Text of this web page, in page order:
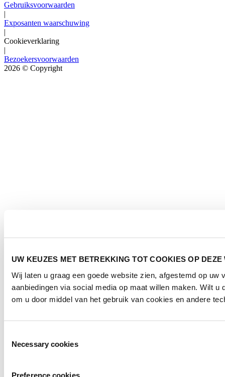
UW KEUZES MET BETREKKING TOT COOKIES OP DEZE
Wij laten u graag een goede website zien, afgestemd op
aanbiedingen via social media op maat willen maken. Wilt
om u door middel van het gebruik van cookies en andere
Necessary cookies
Preference cookies
Gebruiksvoorwaarden
|
Exposanten waarschuwing
|
Cookieverklaring
|
Bezoekersvoorwaarden
2026 © Copyright